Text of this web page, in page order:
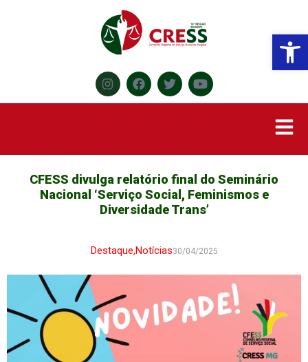
CFESS divulga relatório final do Seminário
Nacional ‘Serviço Social, Feminismos e
Diversidade Trans’
Destaque,Notícias30/04/2025